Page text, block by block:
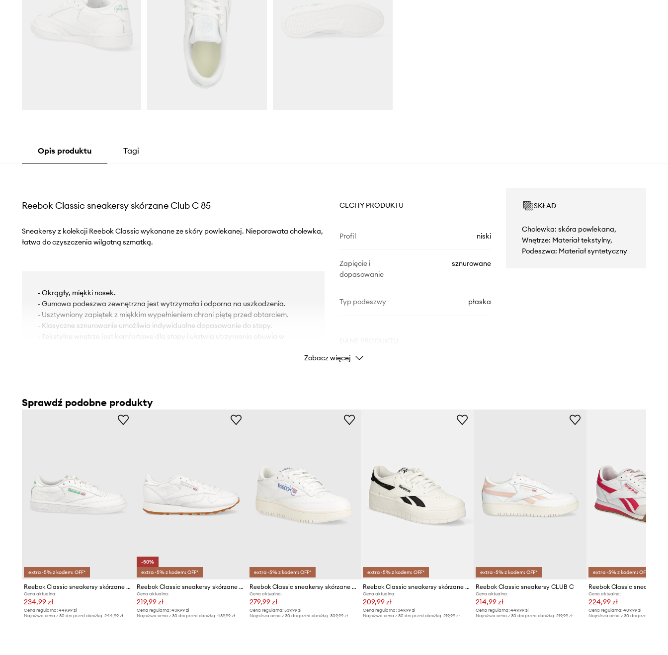
Opis produktu Tagi
Reebok Classic sneakersy skórzane Club C 85
Sneakersy z kolekcji Reebok Classic wykonane ze skóry powlekanej. Nieporowata cholewka,
łatwa do czyszczenia wilgotną szmatką.
- Okrągły, miękki nosek.
- Gumowa podeszwa zewnętrzna jest wytrzymała i odporna na uszkodzenia.
- Usztywniony zapiętek z miękkim wypełnieniem chroni piętę przed obtarciem.
- Klasyczne sznurowanie umożliwia indywidualne dopasowanie do stopy.
- Tekstylne wnętrze jest komfortowe dla stopy i ułatwia utrzymanie obuwia w
CECHY PRODUKTU
Profil niski
Zapięcie i
dopasowanie
sznurowane
Typ podeszwy płaska
Marka Reebok Classic
ID Produktu
SKŁAD
Cholewka: skóra powlekana,
Wnętrze: Materiał tekstylny,
Podeszwa: Materiał syntetyczny
Zobacz więcej
Sprawdź podobne produkty
extra -5% z kodem: OFF*
Reebok Classic sneakersy skórzane CLUB C
Cena aktualna:
234,99 zł
Cena regularna: 449,99 zł
Najniższa cena z 30 dni przed obniżką: 244,99 zł
-50%
extra -5% z kodem: OFF*
Reebok Classic sneakersy skórzane CLASSIC LEATHER
Cena aktualna:
219,99 zł
Cena regularna:439,99 zł
Najniższa cena z 30 dni przed obniżką:439,99 zł
extra -5% z kodem: OFF*
Reebok Classic sneakersy skórzane Club C
Cena aktualna:
279,99 zł
Cena regularna: 539,99 zł
Najniższa cena z 30 dni przed obniżką: 309,99 zł
extra -5% z kodem: OFF*
Reebok Classic sneakersy skórzane Court Advance Surge
Cena aktualna:
209,99 zł
Cena regularna: 349,99 zł
Najniższa cena z 30 dni przed obniżką: 219,99 zł
extra -5% z kodem: OFF*
Reebok Classic sneakersy CLUB C
Cena aktualna:
214,99 zł
Cena regularna:449,99 zł
Najniższa cena z 30 dni przed obniżką:219,99 zł
extra -5% z kodem: OFF*
Cena aktualna:
224,99 zł
Cena regularna: 409,99 zł
Najniższa cena z 30 dni przed obniżką: